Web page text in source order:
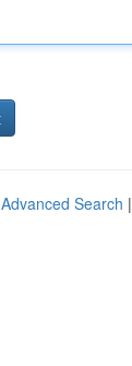
Advanced Search |